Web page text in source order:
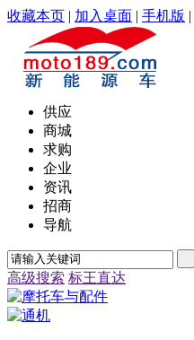
收藏本页 | 加入桌面 | 手机版 |
供应
商城
求购
企业
资讯
招商
导航
高级搜索 标王直达